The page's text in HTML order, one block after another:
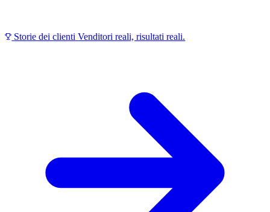
Storie dei clienti Venditori reali, risultati reali.